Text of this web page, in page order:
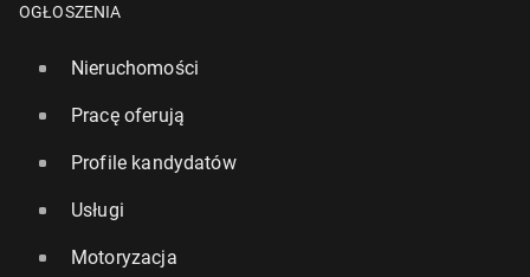
OGŁOSZENIA
Nieruchomości
Pracę oferują
Profile kandydatów
Usługi
Motoryzacja